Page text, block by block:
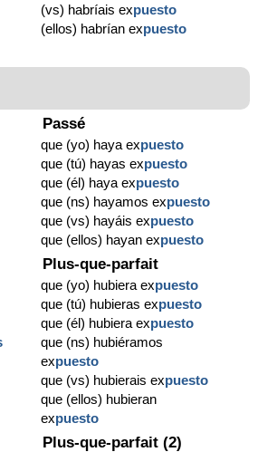
(vs) habríais expuesto
(ellos) habrían expuesto
Passé
que (yo) haya expuesto
que (tú) hayas expuesto
que (él) haya expuesto
que (ns) hayamos expuesto
que (vs) hayáis expuesto
que (ellos) hayan expuesto
Plus-que-parfait
que (yo) hubiera expuesto
que (tú) hubieras expuesto
que (él) hubiera expuesto
que (ns) hubiéramos
expuesto
que (vs) hubierais expuesto
que (ellos) hubieran
expuesto
Plus-que-parfait (2)